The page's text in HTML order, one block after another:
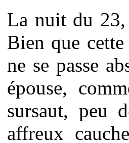
La nuit du 23,
Bien que
ne se passe
épouse,
sursaut, peu
affreux